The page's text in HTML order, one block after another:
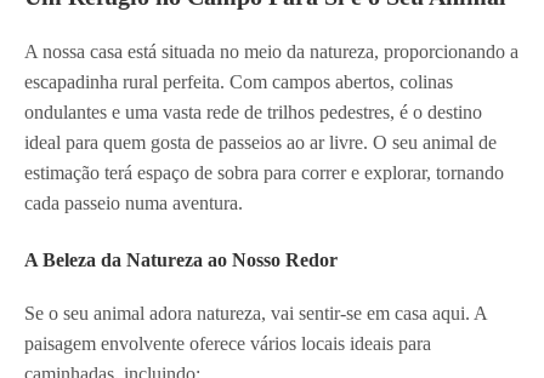
A nossa casa está situada no meio da natureza, proporcionando a
escapadinha rural perfeita. Com campos abertos, colinas
ondulantes e uma vasta rede de trilhos pedestres, é o destino
ideal para quem gosta de passeios ao ar livre. O seu animal de
estimação terá espaço de sobra para correr e explorar, tornando
cada passeio numa aventura.
A Beleza da Natureza ao Nosso Redor
Se o seu animal adora natureza, vai sentir-se em casa aqui. A
paisagem envolvente oferece vários locais ideais para
caminhadas, incluindo: